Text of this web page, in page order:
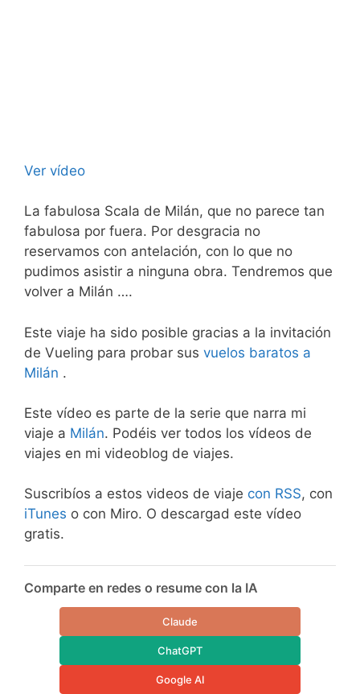
Ver vídeo
La fabulosa Scala de Milán, que no parece tan
fabulosa por fuera. Por desgracia no
reservamos con antelación, con lo que no
pudimos asistir a ninguna obra. Tendremos que
volver a Milán ….
Este viaje ha sido posible gracias a la invitación
de Vueling para probar sus vuelos baratos a
Milán .
Este vídeo es parte de la serie que narra mi
viaje a Milán. Podéis ver todos los vídeos de
viajes en mi videoblog de viajes.
Suscribíos a estos videos de viaje con RSS, con
iTunes o con Miro. O descargad este vídeo
gratis.
Comparte en redes o resume con la IA
Claude
ChatGPT
Google AI